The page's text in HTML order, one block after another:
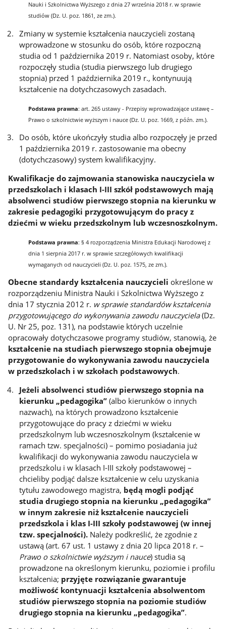
Nauki i Szkolnictwa Wyższego z dnia 27 września 2018 r. w sprawie
studiów (Dz. U. poz. 1861, ze zm.).
Zmiany w systemie kształcenia nauczycieli zostaną
wprowadzone w stosunku do osób, które rozpoczną
studia od 1 października 2019 r. Natomiast osoby, które
rozpoczęły studia (studia pierwszego lub drugiego
stopnia) przed 1 października 2019 r., kontynuują
kształcenie na dotychczasowych zasadach.
Podstawa prawna: art. 265 ustawy - Przepisy wprowadzające ustawę –
Prawo o szkolnictwie wyższym i nauce (Dz. U. poz. 1669, z późn. zm.).
Do osób, które ukończyły studia albo rozpoczęły je przed
1 października 2019 r. zastosowanie ma obecny
(dotychczasowy) system kwalifikacyjny.
Kwalifikacje do zajmowania stanowiska nauczyciela w
przedszkolach i klasach I-III szkół podstawowych mają
absolwenci studiów pierwszego stopnia na kierunku w
zakresie pedagogiki przygotowującym do pracy z
dziećmi w wieku przedszkolnym lub wczesnoszkolnym.
Podstawa prawna: § 4 rozporządzenia Ministra Edukacji Narodowej z
dnia 1 sierpnia 2017 r. w sprawie szczegółowych kwalifikacji
wymaganych od nauczycieli (Dz. U. poz. 1575, ze zm.).
Obecne standardy kształcenia nauczycieli określone w
rozporządzeniu Ministra Nauki i Szkolnictwa Wyższego z
dnia 17 stycznia 2012 r. w sprawie standardów kształcenia
przygotowującego do wykonywania zawodu nauczyciela(Dz.
U. Nr 25, poz. 131), na podstawie których uczelnie
opracowały dotychczasowe programy studiów, stanowią, że
kształcenie na studiach pierwszego stopnia obejmuje
przygotowanie do wykonywania zawodu nauczyciela
w przedszkolach i w szkołach podstawowych.
Jeżeli absolwenci studiów pierwszego stopnia na
kierunku „pedagogika” (albo kierunków o innych
nazwach), na których prowadzono kształcenie
przygotowujące do pracy z dziećmi w wieku
przedszkolnym lub wczesnoszkolnym (kształcenie w
ramach tzw. specjalności) – pomimo posiadania już
kwalifikacji do wykonywania zawodu nauczyciela w
przedszkolu i w klasach I-III szkoły podstawowej –
chcieliby podjąć dalsze kształcenie w celu uzyskania
tytułu zawodowego magistra, będą mogli podjąć
studia drugiego stopnia na kierunku „pedagogika”
w innym zakresie niż kształcenie nauczycieli
przedszkola i klas I-III szkoły podstawowej (w innej
tzw. specjalności). Należy podkreślić, że zgodnie z
ustawą (art. 67 ust. 1 ustawy z dnia 20 lipca 2018 r. –
Prawo o szkolnictwie wyższym i nauce) studia są
prowadzone na określonym kierunku, poziomie i profilu
kształcenia; przyjęte rozwiązanie gwarantuje
możliwość kontynuacji kształcenia absolwentom
studiów pierwszego stopnia na poziomie studiów
drugiego stopnia na kierunku „pedagogika”.